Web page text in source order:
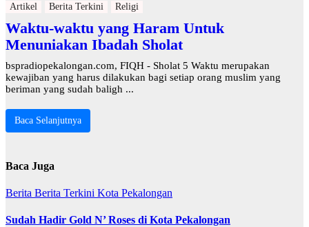
Artikel Berita Terkini Religi
Waktu-waktu yang Haram Untuk
Menuniakan Ibadah Sholat
bspradiopekalongan.com, FIQH - Sholat 5 Waktu merupakan
kewajiban yang harus dilakukan bagi setiap orang muslim yang
beriman yang sudah baligh ...
Baca Selanjutnya
Baca Juga
Berita Berita Terkini Kota Pekalongan
Sudah Hadir Gold N’ Roses di Kota Pekalongan